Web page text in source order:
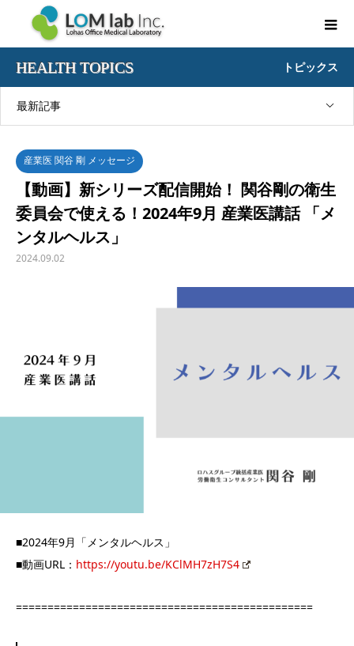
HEALTH TOPICS トピックス
最新記事
産業医 関谷 剛 メッセージ
【動画】新シリーズ配信開始！ 関谷剛の衛生
委員会で使える！2024年9月 産業医講話 「メ
ンタルヘルス」
2024.09.02
■2024年9月「メンタルヘルス」
■動画URL： https://youtu.be/KClMH7zH7S4
===============================================